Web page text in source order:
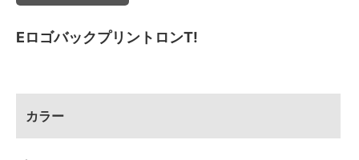
EロゴバックプリントロンT!
カラー